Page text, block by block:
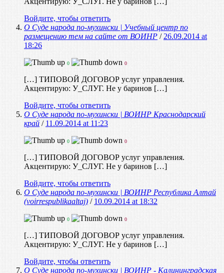
Войдите, чтобы ответить
О Суде народа по-мухински | Учебный центр по
размещению тем на сайте от ВОИНР / 26.09.2014 at
18:26
0 0
[…] ТИПОВОЙ ДОГОВОР услуг управления.
Акцентирую: У_СЛУГ. Не у баринов […]
Войдите, чтобы ответить
О Суде народа по-мухински | ВОИНР Краснодарский
край / 11.09.2014 at 11:23
0 0
[…] ТИПОВОЙ ДОГОВОР услуг управления.
Акцентирую: У_СЛУГ. Не у баринов […]
Войдите, чтобы ответить
О Суде народа по-мухински | ВОИНР Республика Алтай
(voirrespublikaaltaj) / 10.09.2014 at 18:32
0 0
[…] ТИПОВОЙ ДОГОВОР услуг управления.
Акцентирую: У_СЛУГ. Не у баринов […]
Войдите, чтобы ответить
О Суде народа по-мухински | ВОИНР - Калининградская